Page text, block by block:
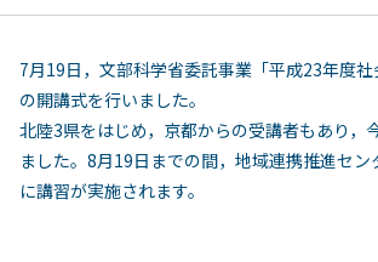
7月19日，文部科学省委託事業「平成23年度社
の開講式を行いました。
北陸3県をはじめ，京都からの受講者もあり，
ました。8月19日までの間，地域連携推進セン
に講習が実施されます。